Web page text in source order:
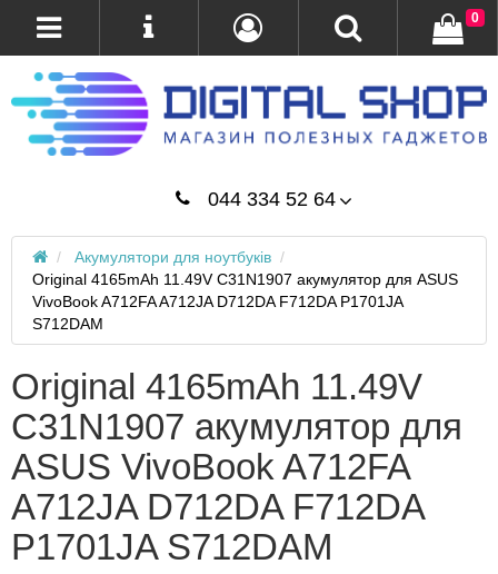
044 334 52 64
0
Акумулятори для ноутбуків
Original 4165mAh 11.49V C31N1907 акумулятор для ASUS
VivoBook A712FA A712JA D712DA F712DA P1701JA
S712DAM
Original 4165mAh 11.49V
C31N1907 акумулятор для
ASUS VivoBook A712FA
A712JA D712DA F712DA
P1701JA S712DAM